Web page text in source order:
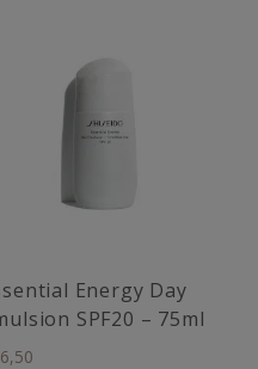
Energy Day
SPF20 – 75ml